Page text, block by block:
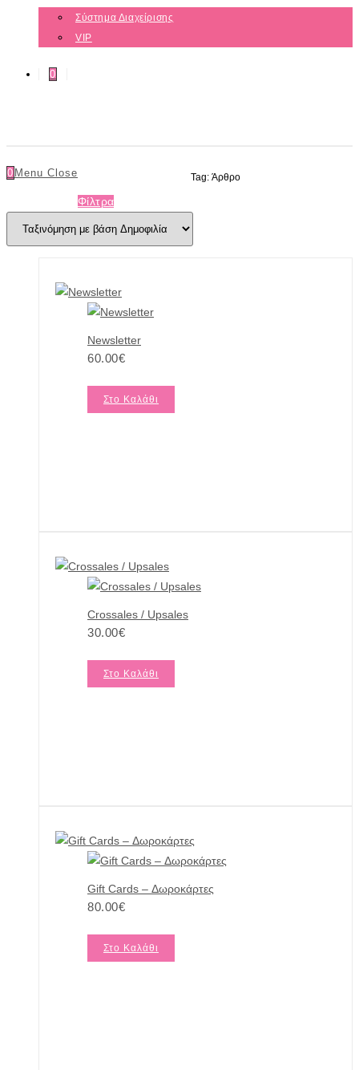
Σύστημα Διαχείρισης
VIP
0
0 Menu Close Tag: Άρθρο
Φίλτρα
Newsletter
60.00€
Στο Καλάθι
Crossales / Upsales
30.00€
Στο Καλάθι
Gift Cards – Δωροκάρτες
80.00€
Στο Καλάθι